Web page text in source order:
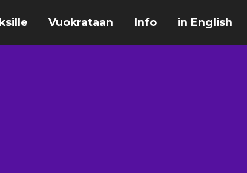
Vuokrataan Info in English